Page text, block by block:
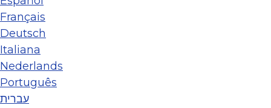
Français
Deutsch
Italiana
Nederlands
Português
עברית